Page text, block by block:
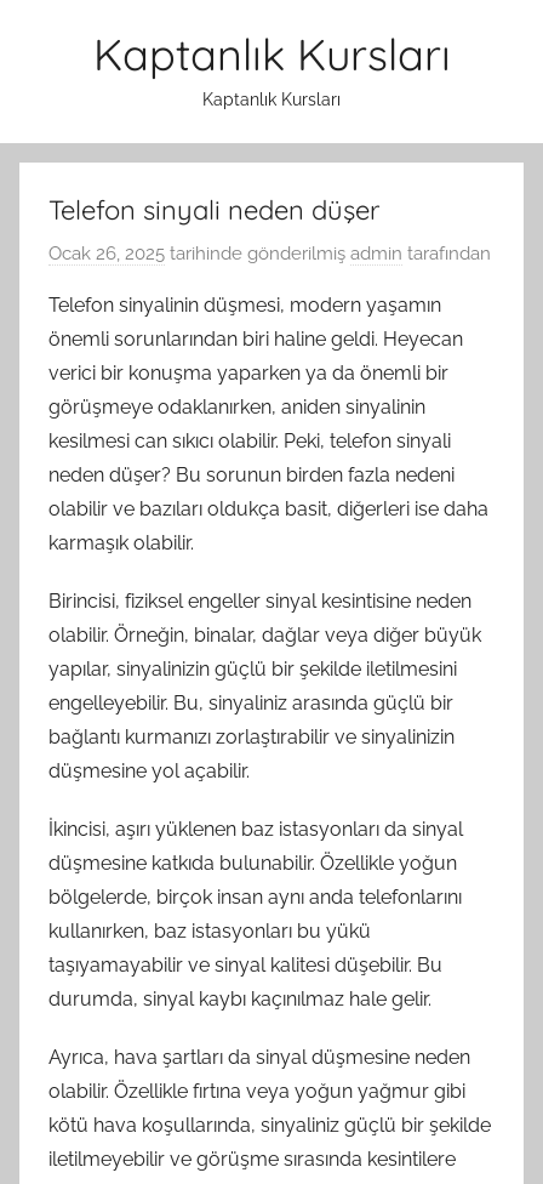
Kaptanlık Kursları
Kaptanlık Kursları
Telefon sinyali neden düşer
Ocak 26, 2025 tarihinde gönderilmiş admin tarafından
Telefon sinyalinin düşmesi, modern yaşamın
önemli sorunlarından biri haline geldi. Heyecan
verici bir konuşma yaparken ya da önemli bir
görüşmeye odaklanırken, aniden sinyalinin
kesilmesi can sıkıcı olabilir. Peki, telefon sinyali
neden düşer? Bu sorunun birden fazla nedeni
olabilir ve bazıları oldukça basit, diğerleri ise daha
karmaşık olabilir.
Birincisi, fiziksel engeller sinyal kesintisine neden
olabilir. Örneğin, binalar, dağlar veya diğer büyük
yapılar, sinyalinizin güçlü bir şekilde iletilmesini
engelleyebilir. Bu, sinyaliniz arasında güçlü bir
bağlantı kurmanızı zorlaştırabilir ve sinyalinizin
düşmesine yol açabilir.
İkincisi, aşırı yüklenen baz istasyonları da sinyal
düşmesine katkıda bulunabilir. Özellikle yoğun
bölgelerde, birçok insan aynı anda telefonlarını
kullanırken, baz istasyonları bu yükü
taşıyamayabilir ve sinyal kalitesi düşebilir. Bu
durumda, sinyal kaybı kaçınılmaz hale gelir.
Ayrıca, hava şartları da sinyal düşmesine neden
olabilir. Özellikle fırtına veya yoğun yağmur gibi
kötü hava koşullarında, sinyaliniz güçlü bir şekilde
iletilmeyebilir ve görüşme sırasında kesintilere